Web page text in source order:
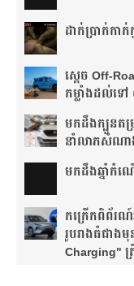
ដាក់​ប្រាក់​កាក់​
ស្តេច Off-
កម្លាំងដល់ទៅ
មកដឹងក្បួនតម្
នាំលាភសំណា
មក​ដឹងឆ្នាំ​កំណ
កក្រើកពិព័រណ៍
រូបរាងធំជាង
Charging"